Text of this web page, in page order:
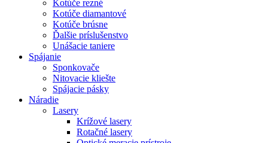
Kotúče rezné
Kotúče diamantové
Kotúče brúsne
Ďalšie príslušenstvo
Unášacie taniere
Spájanie
Sponkovače
Nitovacie kliešte
Spájacie pásky
Náradie
Lasery
Krížové lasery
Rotačné lasery